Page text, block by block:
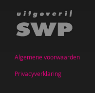
Hilde Krajenbrink
Eke Krijnen
Algemene voorwaarden
Privacyverklaring